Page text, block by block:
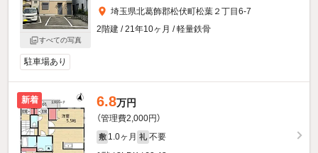
すべての写真
埼玉県北葛飾郡松伏町松葉２丁目6-7
2階建 / 21年10ヶ月 / 軽量鉄骨
駐車場あり
新着 6.8万円
（管理費2,000円）
敷 1.0ヶ月 礼 不要